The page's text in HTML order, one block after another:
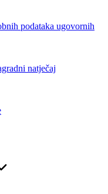
podataka ugovornih
natječaj